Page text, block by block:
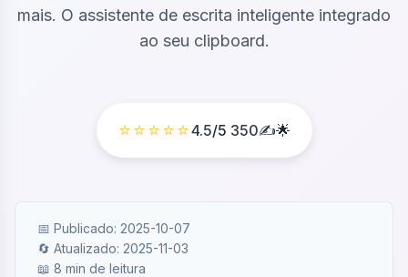
mais. O assistente de escrita inteligente integrado
ao seu clipboard.
⭐⭐⭐⭐⭐4.5/5 350✍️🌟
📅 Publicado: 2025-10-07
🔄 Atualizado: 2025-11-03
📖 8 min de leitura